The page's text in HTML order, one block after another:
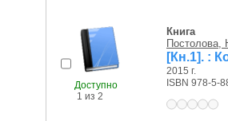
Доступно
1 из 2
Книга
Постолова,
[Кн.1]. :
2015 г.
ISBN 978-5-